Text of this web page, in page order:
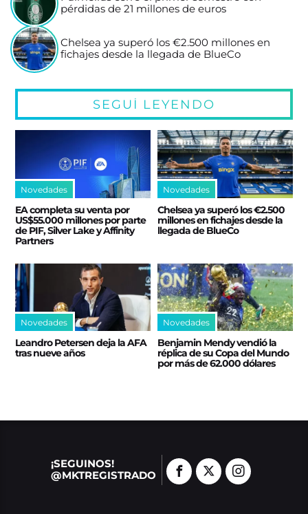
pérdidas de 21 millones de euros
Chelsea ya superó los €2.500 millones en
fichajes desde la llegada de BlueCo
SEGUÍ LEYENDO
Novedades
EA completa su venta por
US$55.000 millones por parte
de PIF, Silver Lake y Affinity
Partners
Novedades
Chelsea ya superó los €2.500
millones en fichajes desde la
llegada de BlueCo
Novedades
Leandro Petersen deja la AFA
tras nueve años
Novedades
Benjamin Mendy vendió la
réplica de su Copa del Mundo
por más de 62.000 dólares
¡SEGUINOS!
@MKTREGISTRADO